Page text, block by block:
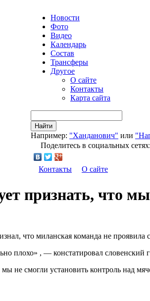
Новости
Фото
Видео
Календарь
Состав
Трансферы
Другое
О сайте
Контакты
Карта сайта
Найти
Например: "Ханданович" или
Поделитесь в социальных сетях:
Контакты О сайте
признать, что
что миланская команда не проявила
плохо» , — констатировал словенский
мы не смогли установить контроль